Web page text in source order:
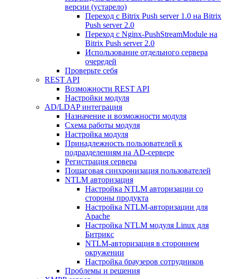
версии (устарело)
Переход с Bitrix Push server 1.0 на Bitrix
Push server 2.0
Переход с Nginx-PushStreamModule на
Bitrix Push server 2.0
Использование отдельного сервера
очередей
Проверьте себя
REST API
Возможности REST API
Настройки модуля
AD/LDAP интеграция
Назначение и возможности модуля
Схема работы модуля
Настройка модуля
Принадлежность пользователей к
подразделениям на AD-сервере
Регистрация сервера
Пошаговая синхронизация пользователей
NTLM авторизация
Настройка NTLM авторизации со
стороны продукта
Настройка NTLM-авторизации для
Apache
Настройка NTLM модуля Linux для
Битрикс
NTLM-авторизация в стороннем
окружении
Настройка браузеров сотрудников
Проблемы и решения